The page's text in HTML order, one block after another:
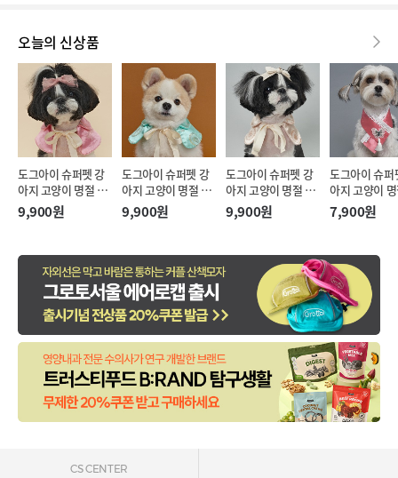
오늘의 신상품
도그아이 슈퍼펫 강
아지 고양이 명절 리
본끈 한복 케이프 핑
크 (M)
9,900원
도그아이 슈퍼펫 강
아지 고양이 명절 리
본끈 한복 케이프 민
트 (M)
9,900원
도그아이 슈퍼펫 강
아지 고양이 명절 리
본끈 한복 케이프 아
이보리 (M)
9,900원
도그아이 슈퍼
아지 고양이
리개 한복 케
랄핑크 (S-XL)
7,900원
CS CENTER